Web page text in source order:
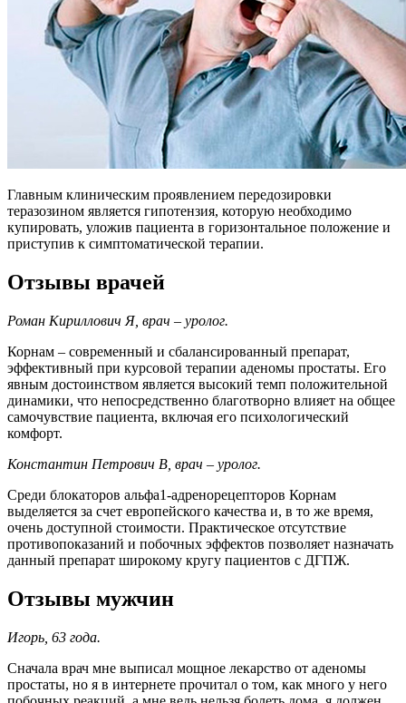
Главным клиническим проявлением передозировки
теразозином является гипотензия, которую необходимо
купировать, уложив пациента в горизонтальное положение и
приступив к симптоматической терапии.
Отзывы врачей
Роман Кириллович Я, врач – уролог.
Корнам – современный и сбалансированный препарат,
эффективный при курсовой терапии аденомы простаты. Его
явным достоинством является высокий темп положительной
динамики, что непосредственно благотворно влияет на общее
самочувствие пациента, включая его психологический
комфорт.
Константин Петрович В, врач – уролог.
Среди блокаторов альфа1-адренорецепторов Корнам
выделяется за счет европейского качества и, в то же время,
очень доступной стоимости. Практическое отсутствие
противопоказаний и побочных эффектов позволяет назначать
данный препарат широкому кругу пациентов с ДГПЖ.
Отзывы мужчин
Игорь, 63 года.
Сначала врач мне выписал мощное лекарство от аденомы
простаты, но я в интернете прочитал о том, как много у него